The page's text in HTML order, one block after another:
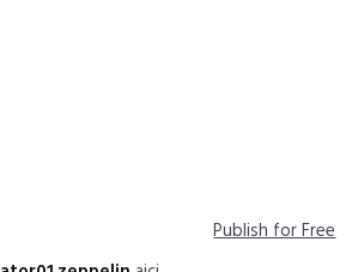
Publish for Free